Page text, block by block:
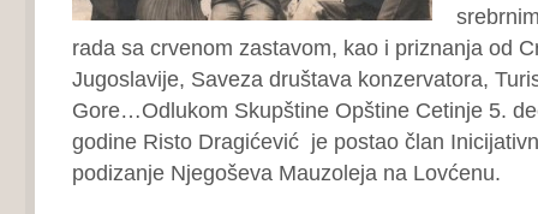
rada sa crvenom zastavom, kao i priznanja od
Jugoslavije, Saveza društava konzervatora,
Gore…Odlukom Skupštine Opštine Cetinje 5.
godine Risto Dragićević je postao član
podizanje Njegoševa Mauzoleja na Lovćenu.